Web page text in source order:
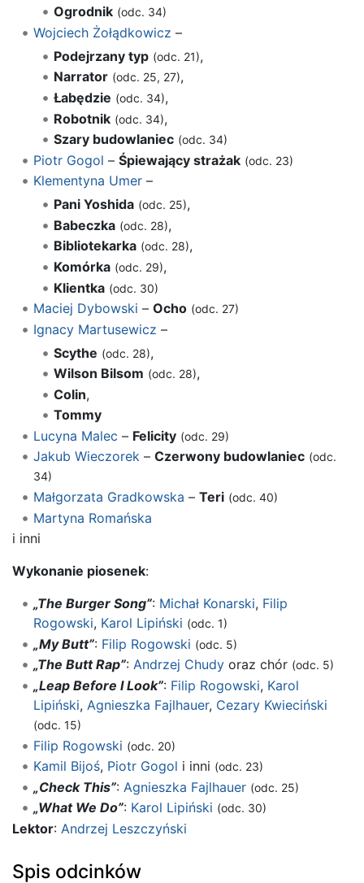
Ogrodnik (odc. 34)
Wojciech Żołądkowicz –
Podejrzany typ (odc. 21),
Narrator (odc. 25, 27),
Łabędzie (odc. 34),
Robotnik (odc. 34),
Szary budowlaniec (odc. 34)
Piotr Gogol – Śpiewający strażak (odc. 23)
Klementyna Umer–
Pani Yoshida (odc. 25),
Babeczka (odc. 28),
Bibliotekarka (odc. 28),
Komórka (odc. 29),
Klientka (odc. 30)
Maciej Dybowski – Ocho (odc. 27)
Ignacy Martusewicz –
Scythe (odc. 28),
Wilson Bilsom (odc. 28),
Colin,
Tommy
Lucyna Malec – Felicity (odc. 29)
Jakub Wieczorek– Czerwony budowlaniec (odc.
34)
Małgorzata Gradkowska – Teri (odc. 40)
Martyna Romańska
i inni
Wykonanie piosenek:
„The Burger Song”: Michał Konarski, Filip
Rogowski, Karol Lipiński (odc. 1)
„My Butt”: Filip Rogowski (odc. 5)
„The Butt Rap”: Andrzej Chudyoraz chór (odc. 5)
„Leap Before I Look”: Filip Rogowski, Karol
Lipiński, Agnieszka Fajlhauer, Cezary Kwieciński
(odc. 15)
Filip Rogowski (odc. 20)
Kamil Bijoś, Piotr Gogol i inni (odc. 23)
„Check This”: Agnieszka Fajlhauer (odc. 25)
„What We Do”: Karol Lipiński (odc. 30)
Lektor: Andrzej Leszczyński
Spis odcinków